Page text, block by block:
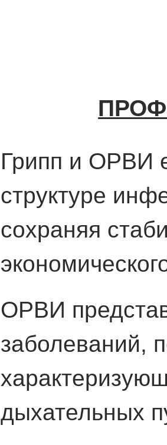
Грипп и ОРВИ
структуре
сохраняя
ОРВИ
заболеваний,
дыхательных